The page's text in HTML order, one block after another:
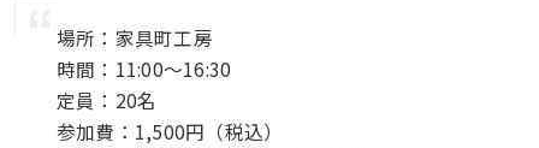
場所：家具町工房
時間：11:00〜16:30
定員：20名
参加費：1,500円（税込）